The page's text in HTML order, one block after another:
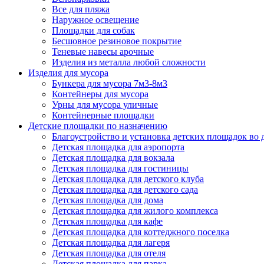
Все для пляжа
Наружное освещение
Площадки для собак
Бесшовное резиновое покрытие
Теневые навесы арочные
Изделия из металла любой сложности
Изделия для мусора
Бункера для мусора 7м3-8м3
Контейнеры для мусора
Урны для мусора уличные
Контейнерные площадки
Детские площадки по назначению
Благоустройство и установка детских площадок
Детская площадка для аэропорта
Детская площадка для вокзала
Детская площадка для гостиницы
Детская площадка для детского клуба
Детская площадка для детского сада
Детская площадка для дома
Детская площадка для жилого комплекса
Детская площадка для кафе
Детская площадка для коттеджного поселка
Детская площадка для лагеря
Детская площадка для отеля